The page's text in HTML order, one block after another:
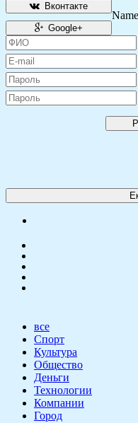
Вконтакте
Google+
Name
все
Спорт
Культура
Общество
Деньги
Технологии
Компании
Город